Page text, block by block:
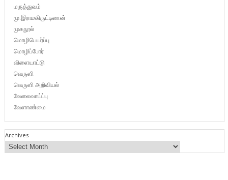
மருத்துவம்
மு.இராமகிருட்டிணன்
முகநூல்
மொழிபெயர்ப்பு
மொழிப்போர்
விளையாட்டு
வெருளி
வெருளி அறிவியல்
வேலைவாய்ப்பு
வேளாண்மை
Archives